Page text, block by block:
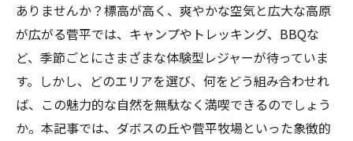
ありませんか？標高が高く、爽やかな空気と広大な高原
が広がる菅平では、キャンプやトレッキング、BBQな
ど、季節ごとにさまざまな体験型レジャーが待っていま
す。しかし、どのエリアを選び、何をどう組み合わせれ
ば、この魅力的な自然を無駄なく満喫できるのでしょう
か。本記事では、ダボスの丘や菅平牧場といった象徴的